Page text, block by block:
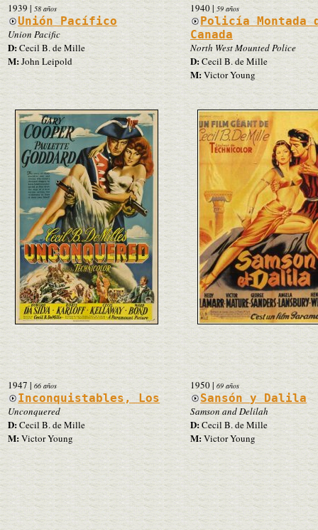
1939| 58 años
Unión Pacífico
Union Pacific
D:Cecil B. de Mille
M:John Leipold
1940| 59 años
Policía Montada
Canada
North West Mounted Police
D:Cecil B. de Mille
M:Victor Young
1947 | 66 años
Inconquistables, Los
Unconquered
D:Cecil B. de Mille
M:Victor Young
1950|69 años
Sansón y Dalila
Samson and Delilah
D:Cecil B. de Mille
M:Victor Young